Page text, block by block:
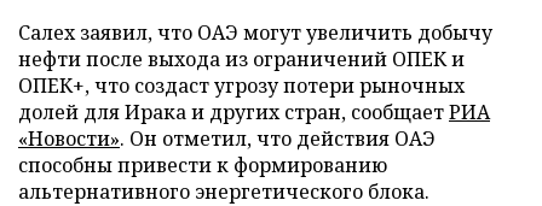
Салех заявил, что ОАЭ могут увеличить добычу
нефти после выхода из ограничений ОПЕК и
ОПЕК+, что создаст угрозу потери рыночных
долей для Ирака и других стран, сообщаетРИА
«Новости». Он отметил, что действия ОАЭ
способны привести к формированию
альтернативного энергетического блока.